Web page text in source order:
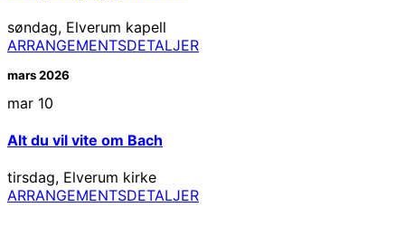
søndag, Elverum kapell
ARRANGEMENTSDETALJER
mars 2026
mar 10
Alt du vil vite om Bach
tirsdag, Elverum kirke
ARRANGEMENTSDETALJER